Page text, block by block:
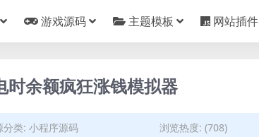
游戏源码 主题模板 网站插件
时余额疯狂涨钱模拟器
分类: 小程序源码
浏览热度: (708)